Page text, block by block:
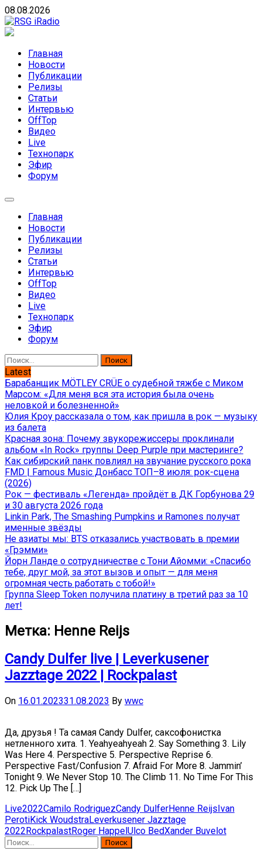
Skip
to
content
08.08.2026
направлений без возрастных ограничений
Главная
Новости
Публикации
Релизы
Статьи
Интервью
OffTop
Видео
Live
Технопарк
Эфир
Форум
Главная
Новости
Публикации
Релизы
Статьи
Интервью
OffTop
Видео
Live
Технопарк
Эфир
Форум
Найти:
Latest
Барабанщик MÖTLEY CRÜE о судебной тяжбе с Миком
Марсом: «Для меня вся эта история была очень
неловкой и болезненной»
Юлия Кроу рассказала о том, как пришла в рок — музыку
из балета
Красная зона: Почему звукорежиссеры проклинали
альбом «In Rock» группы Deep Purple при мастеринге?
Как сибирский панк повлиял на звучание русского рока
FMD | Famous Music Донбасс ТОП–8 июля: рок-сцена
(2026)
Рок — фестиваль «Легенда» пройдёт в ДК Горбунова 29
и 30 августа 2026 года
Linkin Park, The Smashing Pumpkins и Ramones получат
именные звёзды
Не азиаты мы: BTS отказались участвовать в премии
«Грэмми»
Йорн Ланде о сотрудничестве с Тони Айомми: «Спасибо
тебе, друг мой, за этот вызов и опыт — для меня
огромная честь работать с тобой!»
Группа Sleep Token получила платину в третий раз за 10
лет!
Метка: Henne Reijs
Candy Dulfer live | Leverkusener
Jazztage 2022 | Rockpalast
On 16.01.202331.08.2023 By wwc
Да, друзья ! Та самая Candy Dulfer, саксофонистка
нетленного хита. 1. Yeahyeahyeah 2. Say Something 3. Lily
Was Here 4. Perspective 5. Perspective Reprise 6.
Perspective Fast/Confusion 7. Afraid For More 8. Jammin’
Tonight 9. We Never Stop 10. The Climb 11. No Time For This
12. Pick Up The […]
Live2022Camilo RodriguezCandy DulferHenne ReijsIvan
PerotiKick WoudstraLeverkusener Jazztage
2022RockpalastRoger HappelUlco BedXander Buvelot
Найти: